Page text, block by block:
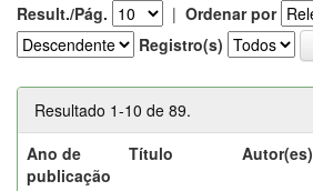
Result./Pág. | Ordenar por
Registro(s)
Resultado 1-10 de 89.
Ano de
publicação
Título Autor(es)